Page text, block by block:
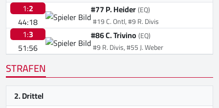
1:2
44:18
#77 P. Heider(EQ)
#19 C. Ontl, #9 R. Divis
1:3
51:56
#86 C. Trivino(EQ)
#9 R. Divis, #55 J. Weber
STRAFEN
2. Drittel